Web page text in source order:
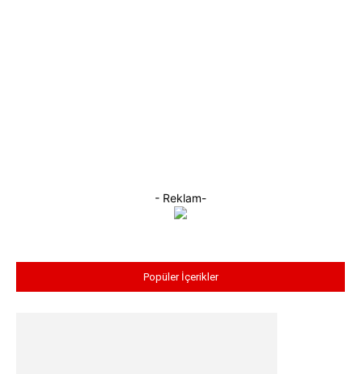
- Reklam-
Popüler İçerikler